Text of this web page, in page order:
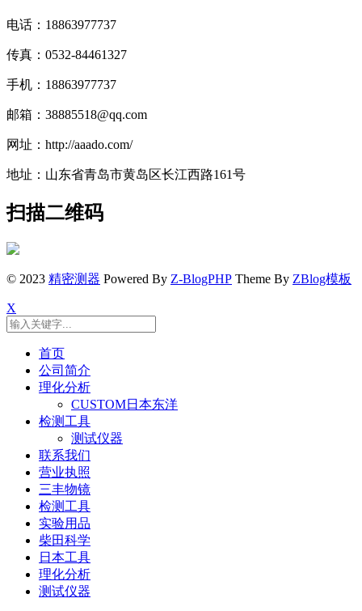
电话：18863977737
传真：0532-84461327
手机：18863977737
邮箱：38885518@qq.com
网址：http://aaado.com/
地址：山东省青岛市黄岛区长江西路161号
扫描二维码
© 2023 精密测器 Powered By Z-BlogPHP Theme By ZBlog模板
X
首页
公司简介
理化分析
CUSTOM日本东洋
检测工具
测试仪器
联系我们
营业执照
三丰物镜
检测工具
实验用品
柴田科学
日本工具
理化分析
测试仪器